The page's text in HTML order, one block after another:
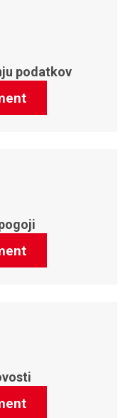
podatkov